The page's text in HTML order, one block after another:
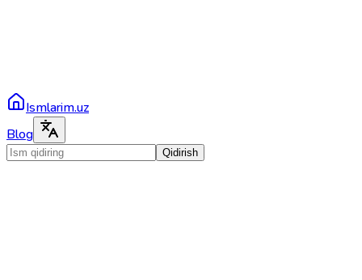
Ismlarim.uz
Blog
Qidirish